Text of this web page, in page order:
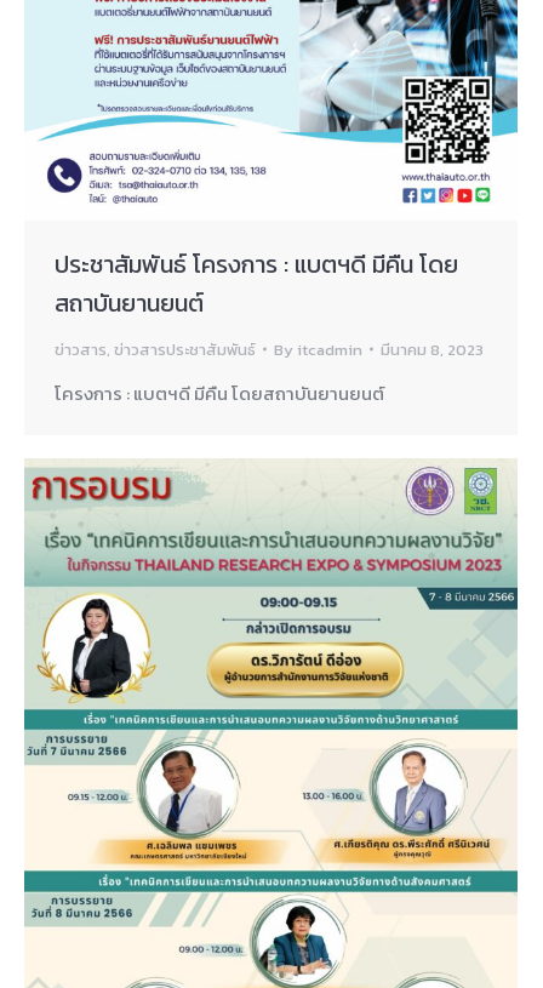
ประชาสัมพันธ์ โครงการ : แบตฯดี มีคืน โดย
สถาบันยานยนต์
ข่าวสาร, ข่าวสารประชาสัมพันธ์ By itcadmin มีนาคม 8, 2023
โครงการ : แบตฯดี มีคืน โดยสถาบันยานยนต์